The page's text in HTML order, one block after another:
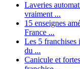
Laveries
vraiment ...
15 enseignes
France ...
Les 5 franchises
du ...
Canicule et